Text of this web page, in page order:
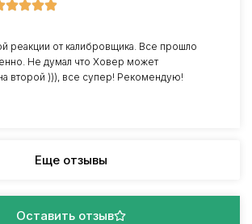
реакции от калибровщика. Все прошло
Не думал что Ховер может
второй ))), все супер! Рекомендую!
Еще отзывы
Оставить отзыв